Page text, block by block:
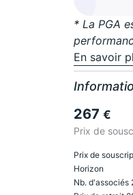
* La PGA
En savoir
267 €
Prix de
Prix de
Horizon
Nb. d'associés